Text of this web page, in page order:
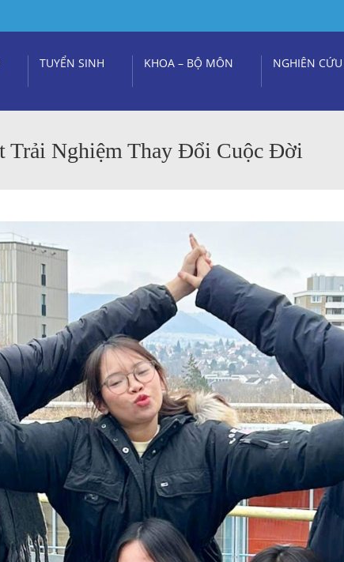
TUYỂN SINH KHOA – BỘ MÔN NGHIÊN CỨU
Trải Nghiệm Thay Đổi Cuộc Đời